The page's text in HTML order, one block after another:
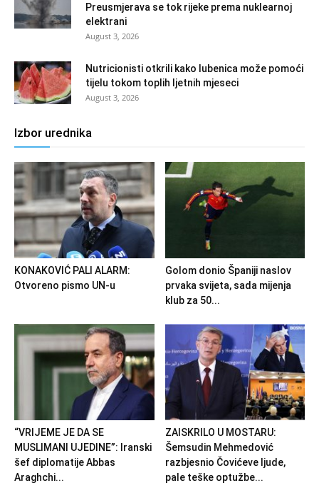
Preusmjerava se tok rijeke prema nuklearnoj
elektrani
August 3, 2026
Nutricionisti otkrili kako lubenica može pomoći
tijelu tokom toplih ljetnih mjeseci
August 3, 2026
Izbor urednika
KONAKOVIĆ PALI ALARM:
Otvoreno pismo UN-u
Golom donio Španiji naslov
prvaka svijeta, sada mijenja
klub za 50...
“VRIJEME JE DA SE
MUSLIMANI UJEDINE”: Iranski
šef diplomatije Abbas
Araghchi...
ZAISKRILO U MOSTARU:
Šemsudin Mehmedović
razbjesnio Čovićeve ljude,
pale teške optužbe...